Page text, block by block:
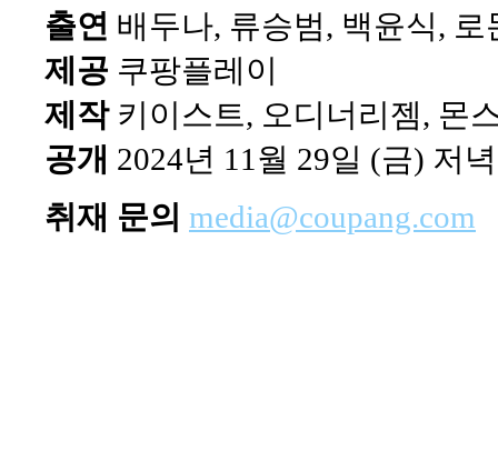
출연 배두나, 류승범, 백윤식, 로
제공 쿠팡플레이
제작키이스트, 오디너리젬, 몬
공개 2024년 11월 29일 (금) 저
취재 문의 media@coupang.com